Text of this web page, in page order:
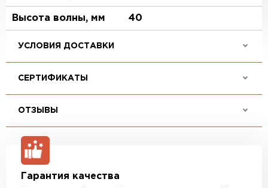
Высота волны, мм 40
УСЛОВИЯ ДОСТАВКИ
СЕРТИФИКАТЫ
ОТЗЫВЫ
Гарантия качества